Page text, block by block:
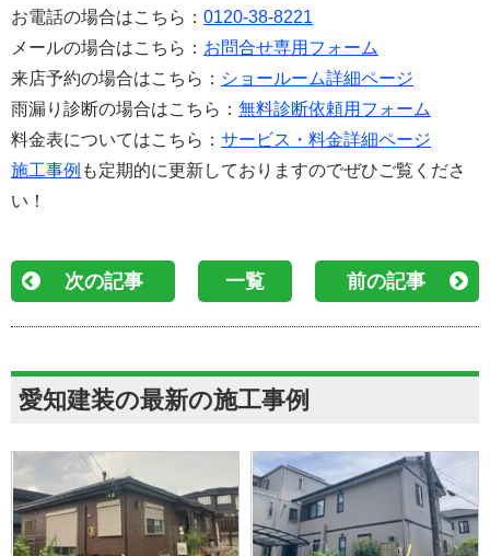
お電話の場合はこちら： 0120-38-8221
メールの場合はこちら： お問合せ専用フォーム
来店予約の場合はこちら： ショールーム詳細ページ
雨漏り診断の場合はこちら： 無料診断依頼用フォーム
料金表についてはこちら： サービス・料金詳細ページ
施工事例 も定期的に更新しておりますのでぜひご覧くださ
い！
次の記事 一覧 前の記事
愛知建装の最新の施工事例